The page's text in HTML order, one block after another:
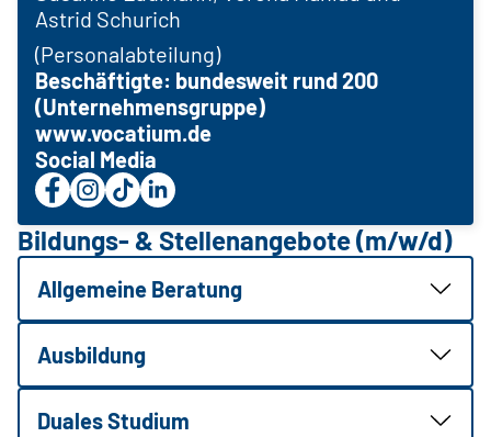
Astrid Schurich
(Personalabteilung)
Beschäftigte: bundesweit rund 200
(Unternehmensgruppe)
www.vocatium.de
Social Media
Bildungs- & Stellenangebote (m/w/d)
Allgemeine Beratung
Ausbildung
Duales Studium